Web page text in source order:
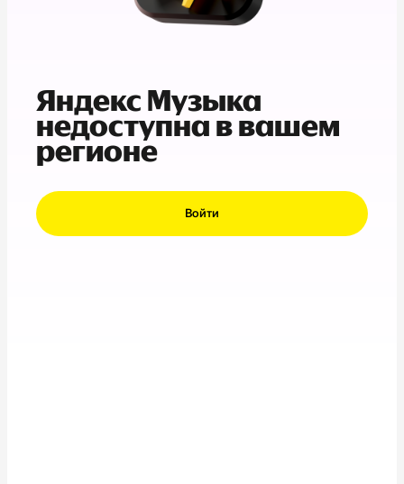
Яндекс Музыка
недоступна в вашем
регионе
Войти